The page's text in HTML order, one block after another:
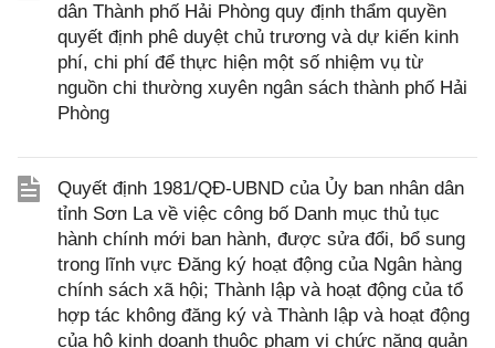
dân Thành phố Hải Phòng quy định thẩm quyền
quyết định phê duyệt chủ trương và dự kiến kinh
phí, chi phí để thực hiện một số nhiệm vụ từ
nguồn chi thường xuyên ngân sách thành phố Hải
Phòng
Quyết định 1981/QĐ-UBND của Ủy ban nhân dân
tỉnh Sơn La về việc công bố Danh mục thủ tục
hành chính mới ban hành, được sửa đổi, bổ sung
trong lĩnh vực Đăng ký hoạt động của Ngân hàng
chính sách xã hội; Thành lập và hoạt động của tổ
hợp tác không đăng ký và Thành lập và hoạt động
của hộ kinh doanh thuộc phạm vi chức năng quản